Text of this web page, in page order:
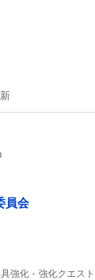
員会
強化
強化クエスト